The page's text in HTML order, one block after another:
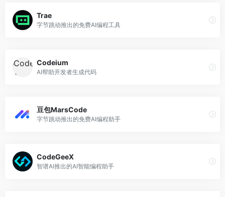
Trae
字节跳动推出的免费AI编程工具
Codeium
AI帮助开发者生成代码
豆包MarsCode
字节跳动推出的免费AI编程助手
CodeGeeX
智谱AI推出的AI智能编程助手